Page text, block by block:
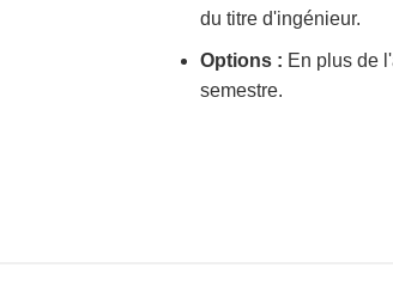
du titre d'ingénieur.
Options : En plus de
semestre.